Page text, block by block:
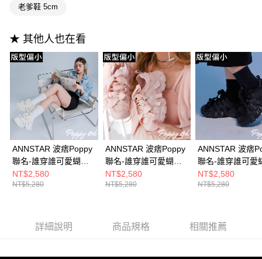
4.訂單成立30分鐘內，如未前往確認交易或遇審核未通過，訂單將自動取
【繳款方式說明】
1.分期款項不併入電信帳單，「大哥付你分期」於每月結算日後寄送繳費提
醒簡訊。
2.透過簡訊連結打開帳單後，可選擇「超商條碼／台灣大直營門市／銀行轉
帳／街口支付／iPASS MONEY」等通路繳費。
【注意事項】
1.本服務係由「台灣大哥大股份有限公司」（以下簡稱本公司）所提供，讓
用戶於交易時，得透過本服務購買商品或服務，並由商店將買賣／分期付款
買賣價金債權讓與本公司後，依約使用本公司帳單繳交帳款。
2.基於同意付款使用「大哥付你分期」之契約關係目的，商店將以您的個人
資料（包含姓名、電話或地址）提供予台灣大哥大進項蒐集、處理及利用，
由本公司與您本人進行分期帳單所需資料之確認、核對及更正。
3.完整用戶服務條款，請詳閱以下連結：https://oppay.tw/userRule
便利好安心！
３．安心：先確認商品／服務後，再付款。
【「AFTEE先享後付」結帳流程】
１．於結帳方式選擇「AFTEE先享後付」後，將跳轉至「AFTEE先享後付」
結帳頁面，進行簡訊認證並確認金額後，即可完成結帳。
２．訂單成立數日內，您將收到繳費通知簡訊。
３．收到繳費通知簡訊後14天內，點擊此簡訊中的連結，可透過四大超商／
ATM／網路銀行／等多元方式進行付款，方視為交易完成。
※ 請注意：結帳手續完成當下不需立刻繳費，但若您需要取消訂單，請聯絡
購買商品的店家。未經商家同意取消之訂單仍視為有效，需透過AFTEE先享
後付繳納相關費用。
※ 交易是否成功請以「AFTEE先享後付 」之結帳頁面顯示為準，若有關於
是否繳費成功／繳費後需取消欲退款等相關疑問，請聯繫「AFTEE先享後付
客戶支援中心」
https://netprotections.freshdesk.com/support/home
權轉讓予恩沛科技股份有限公司。
３．未成年的使用者請事先徵得法定代理人或監護人之同意方可使用
全家付款取貨
每筆NT$100，滿NT$999(含以上)免運費
付款後全家取貨
每筆NT$100，滿NT$999(含以上)免運費
萊爾富付款取貨
每筆NT$100，滿NT$999(含以上)免運費
付款後萊爾富取貨
每筆NT$100，滿NT$999(含以上)免運費
7-11付款取貨
付款後7-11取貨
老爹鞋 5cm
★ 其他人也在看
ANNSTAR 波痞Poppy
聯名-誰穿誰可愛蝴蝶
結綁帶厚底老爹鞋
5cm-白(版型偏小)
NT$2,580
NT$5,280
ANNSTAR 波痞Poppy
聯名-誰穿誰可愛蝴蝶
結綁帶厚底老爹鞋
5cm-粉(版型偏小)
NT$2,580
NT$5,280
ANNSTAR 波痞
聯名-誰穿誰可愛
結綁帶厚底老爹
5cm-黑(版型偏小
NT$2,580
NT$5,280
詳細說明 商品規格 相關推薦